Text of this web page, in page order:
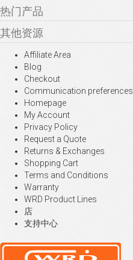
热门产品
其他资源
Affiliate Area
Blog
Checkout
Communication preferences
Homepage
My Account
Privacy Policy
Request a Quote
Returns & Exchanges
Shopping Cart
Terms and Conditions
Warranty
WRD Product Lines
店
支持中心